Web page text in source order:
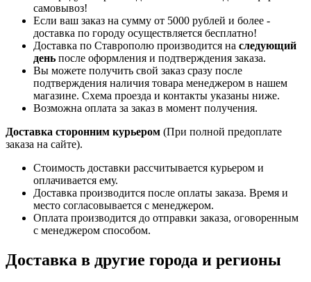
самовывоз!
Если ваш заказ на сумму от 5000 рублей и более -
доставка по городу осуществляется бесплатно!
Доставка по Ставрополю производится на следующий
день после оформления и подтверждения заказа.
Вы можете получить свой заказ сразу после
подтверждения наличия товара менеджером в нашем
магазине. Схема проезда и контакты указаны ниже.
Возможна оплата за заказ в момент получения.
Доставка сторонним курьером (При полной предоплате
заказа на сайте).
Стоимость доставки рассчитывается курьером и
оплачивается ему.
Доставка производится после оплаты заказа. Время и
место согласовывается с менеджером.
Оплата производится до отправки заказа, оговоренным
с менеджером способом.
Доставка в другие города и регионы